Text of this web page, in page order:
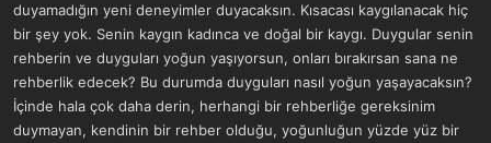
duyamadığın yeni deneyimler duyacaksın. Kısacası kaygılanacak hiç
bir şey yok. Senin kaygın kadınca ve doğal bir kaygı. Duygular senin
rehberin ve duyguları yoğun yaşıyorsun, onları bırakırsan sana ne
rehberlik edecek? Bu durumda duyguları nasıl yoğun yaşayacaksın?
İçinde hala çok daha derin, herhangi bir rehberliğe gereksinim
duymayan, kendinin bir rehber olduğu, yoğunluğun yüzde yüz bir